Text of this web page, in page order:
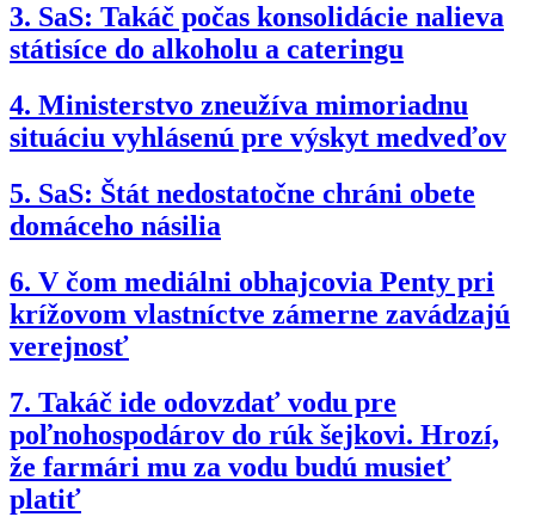
3. SaS: Takáč počas konsolidácie nalieva
státisíce do alkoholu a cateringu
4. Ministerstvo zneužíva mimoriadnu
situáciu vyhlásenú pre výskyt medveďov
5. SaS: Štát nedostatočne chráni obete
domáceho násilia
6. V čom mediálni obhajcovia Penty pri
krížovom vlastníctve zámerne zavádzajú
verejnosť
7. Takáč ide odovzdať vodu pre
poľnohospodárov do rúk šejkovi. Hrozí,
že farmári mu za vodu budú musieť
platiť